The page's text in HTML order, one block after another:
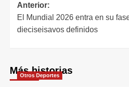
Anterior:
El Mundial 2026 entra en su
dieciseisavos definidos
Más historias
Otros Deportes